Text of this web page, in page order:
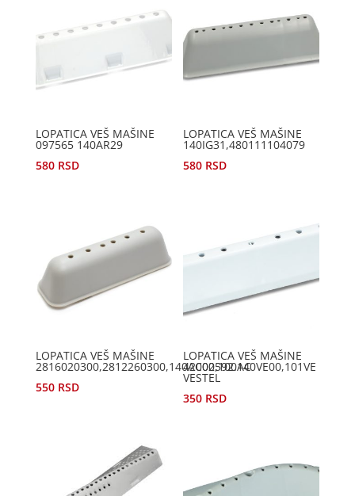
LOPATICA VEŠ MAŠINE
097565 140AR29
580 RSD
LOPATICA VEŠ MAŠINE
140IG31,480111104079
580 RSD
LOPATICA VEŠ MAŠINE
2816020300,2812260300,140AC00,100AC
550 RSD
LOPATICA VEŠ MAŠINE
42002592.140VE00,101VE
VESTEL
350 RSD